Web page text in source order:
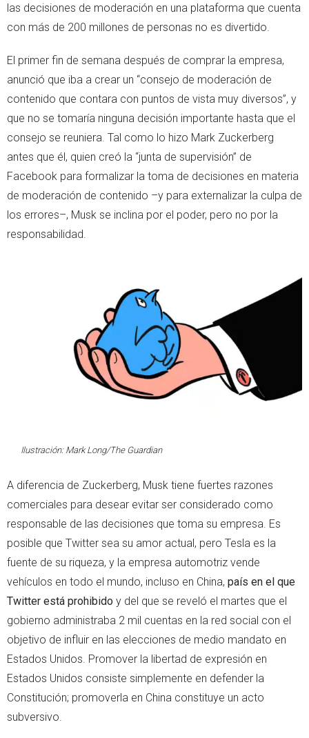
las decisiones de moderación en una plataforma que cuenta
con más de 200 millones de personas no es divertido.
El primer fin de semana después de comprar la empresa,
anunció que iba a crear un “consejo de moderación de
contenido que contara con puntos de vista muy diversos”, y
que no se tomaría ninguna decisión importante hasta que el
consejo se reuniera. Tal como lo hizo Mark Zuckerberg
antes que él, quien creó la “junta de supervisión” de
Facebook para formalizar la toma de decisiones en materia
de moderación de contenido –y para externalizar la culpa de
los errores–, Musk se inclina por el poder, pero no por la
responsabilidad.
Ilustración: Mark Long/The Guardian
A diferencia de Zuckerberg, Musk tiene fuertes razones
comerciales para desear evitar ser considerado como
responsable de las decisiones que toma su empresa. Es
posible que Twitter sea su amor actual, pero Tesla es la
fuente de su riqueza, y la empresa automotriz vende
vehículos en todo el mundo, incluso en China, país en el que
Twitter está prohibido y del que se reveló el martes que el
gobierno administraba 2 mil cuentas en la red social con el
objetivo de influir en las elecciones de medio mandato en
Estados Unidos. Promover la libertad de expresión en
Estados Unidos consiste simplemente en defender la
Constitución; promoverla en China constituye un acto
subversivo.